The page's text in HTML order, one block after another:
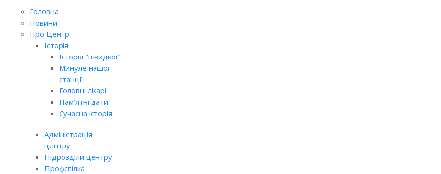
Головна
Новини
Про Центр
Історія
Історія "швидкої"
Минуле нашої
станції
Головні лікарі
Пам’ятні дати
Сучасна історія
Адміністрація
центру
Підрозділи центру
Профспілка